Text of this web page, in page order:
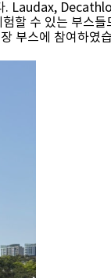
. Laudax,
할 수 있는 부스들
부스에 참여하였